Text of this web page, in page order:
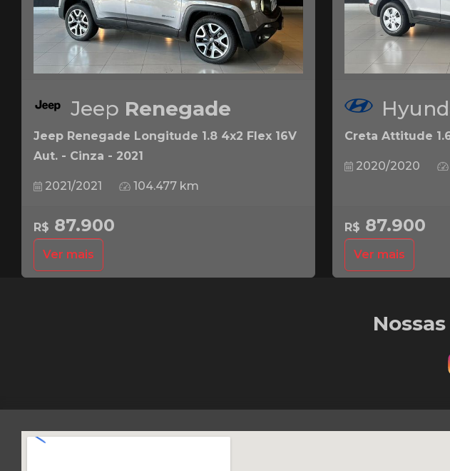
Jeep Renegade
Jeep Renegade Longitude 1.8 4x2 Flex 16V
Aut. - Cinza - 2021
2021/2021 104.477 km
R$ 87.900
Ver mais
Creta Attitude
2020/2020
R$ 87.900
Ver mais